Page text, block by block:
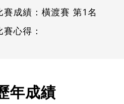
賽成績：橫渡賽 第1名
賽心得：
年成績